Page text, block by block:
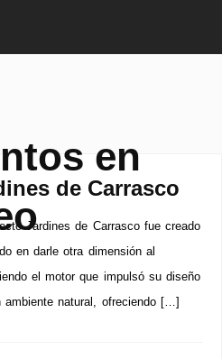
en
de Carrasco
Jardines de Carrasco fue creado
en darle otra dimensión al
el motor que impulsó su diseño
natural, ofreciendo […]